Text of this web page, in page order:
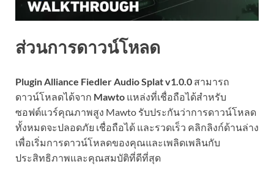
ส่วนการดาวน์โหลด
Plugin Alliance Fiedler Audio Splat v1.0.0 สามารถ
ดาวน์โหลดได้จาก Mawto แหล่งที่เชื่อถือได้สำหรับ
ซอฟต์แวร์คุณภาพสูง Mawto รับประกันว่าการดาวน์โหลด
ทั้งหมดจะปลอดภัย เชื่อถือได้ และรวดเร็ว คลิกลิงก์ด้านล่าง
เพื่อเริ่มการดาวน์โหลดของคุณและเพลิดเพลินกับ
ประสิทธิภาพและคุณสมบัติที่ดีที่สุด